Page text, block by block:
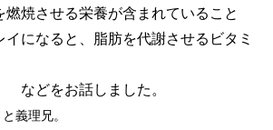
燃焼させる栄養が含まれていること
になると、脂肪を代謝させるビタミ
などをお話しました。
義理兄。